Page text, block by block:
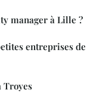
manager à Lille ?
entreprises de
Troyes